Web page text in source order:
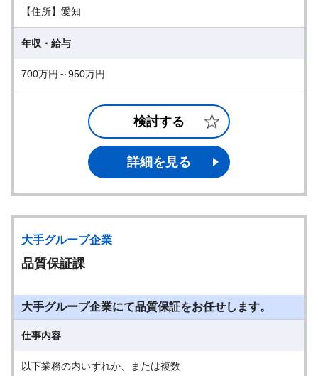
【住所】愛知
年収・給与
700万円～950万円
検討する
詳細を見る
大手グループ企業
品質保証課
大手グループ企業にて品質保証をお任せします。
仕事内容
以下業務の内いずれか、または複数